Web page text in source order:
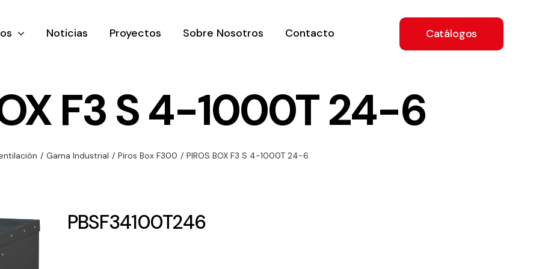
y
de
y
Ventilación
ventilación
Iluminación
Noticias Proyectos Sobre Nosotros Contacto Catálogos
F3 S 4-1000T 24-6
/ Gama Industrial / Piros Box F300 / PIROS BOX F3 S 4-1000T 24-6
PBSF34100T246